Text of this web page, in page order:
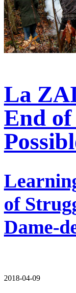
La
End
of
Dame-
2018-04-09